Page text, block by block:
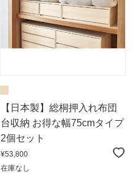
【日本製】総桐押入れ布団
台収納 お得な幅75cmタイプ
2個セット
¥53,800
在庫なし